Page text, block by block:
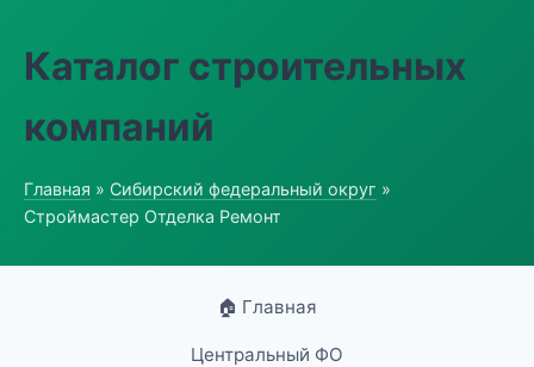
Каталог строительных
компаний
Главная » Сибирский федеральный округ »
Строймастер Отделка Ремонт
🏠 Главная
Центральный ФО